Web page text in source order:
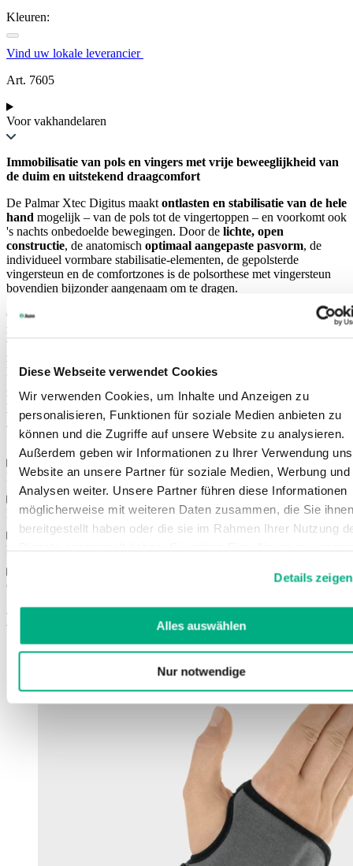
Diese Webseite verwendet Cookies
Wir verwenden Cookies, um Inhalte und Anzeigen zu
personalisieren, Funktionen für soziale Medien anbieten zu
können und die Zugriffe auf unsere Website zu analysieren.
Außerdem geben wir Informationen zu Ihrer Verwendung
Website an unsere Partner für soziale Medien, Werbung und
Analysen weiter. Unsere Partner führen diese Informationen
möglicherweise mit weiteren Daten zusammen, die Sie ihnen
bereitgestellt haben oder die sie im Rahmen Ihrer Nutzung
unsererDatenschutzerklärungundImpressum.
Details zeigen
Alles auswählen
Nur notwendige
Kleuren:
Vind uw lokale leverancier
Art. 7605
Voor vakhandelaren
Immobilisatie van pols en vingers met vrije beweeglijkheid van
de duim en uitstekend draagcomfort
De Palmar Xtec Digitus maakt ontlasten en stabilisatie van de hele
hand mogelijk – van de pols tot de vingertoppen – en voorkomt ook
's nachts onbedoelde bewegingen. Door de lichte, open
constructie, de anatomisch optimaal aangepaste pasvorm, de
individueel vormbare stabilisatie-elementen, de gepolsterde
vingersteun en de comfortzones is de polsorthese met vingersteun
bovendien bijzonder aangenaam om te dragen.
Ondanks de betrouwbare fixatie van de pols en de vingers blijft de
mobiliteit van de duim
volledig behouden. Door de individueel instelbare
microklittenbanden
De polsorthese met vingersteun is gemaakt van speciaal
huid naar buiten. Alle sluitingen kunnen gemakkelijk met één hand
worden bediend en maken dus ook het postoperatief over een
verband aanbrengen mogelijk.
Eigenschappen
Kleuren
Maten
Gebruiksaanwijzing
Misschien bent u ook geïnteresseerd in